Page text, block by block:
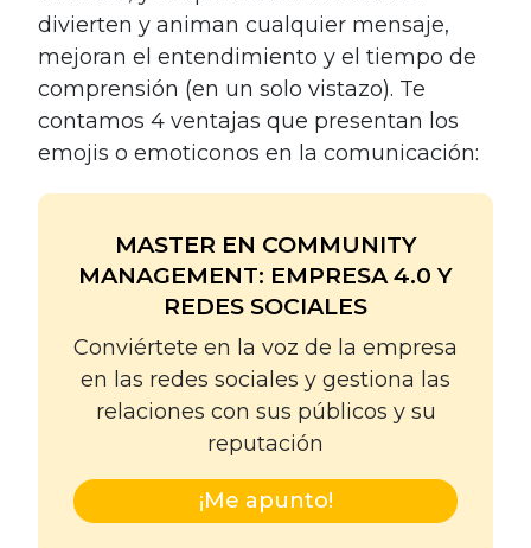
divierten y animan cualquier mensaje,
mejoran el entendimiento y el tiempo de
comprensión (en un solo vistazo). Te
contamos 4 ventajas que presentan los
emojis o emoticonos en la comunicación:
MASTER EN COMMUNITY
MANAGEMENT: EMPRESA 4.0 Y
REDES SOCIALES
Conviértete en la voz de la empresa
en las redes sociales y gestiona las
relaciones con sus públicos y su
reputación
¡Me apunto!